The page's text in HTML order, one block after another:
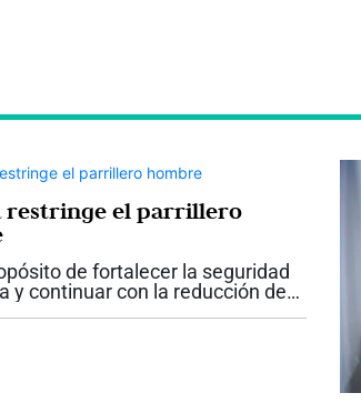
restringe el parrillero
de fortalecer la seguridad
y continuar con la reducción de
de criminalidad, el alcalde de